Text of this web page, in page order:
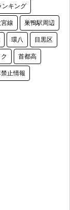
ンキング
線 巣鴨駅周辺
環八 目黒区
首都高
止情報